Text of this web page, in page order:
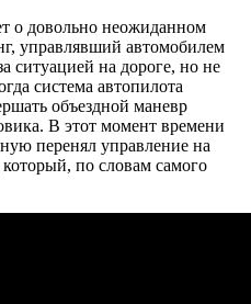
о довольно неожиданном
управлявший автомобилем
ситуацией на дороге, но не
система автопилота
объездной маневр
В этот момент времени
перенял управление на
по словам самого